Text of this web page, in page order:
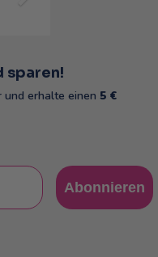
sparen!
erhalte einen 5 €
Abonnieren